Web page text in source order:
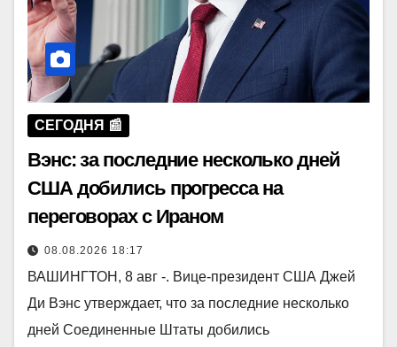
СЕГОДНЯ 📰
Вэнс: за последние несколько дней
США добились прогресса на
переговорах с Ираном
08.08.2026 18:17
ВАШИНГТОН, 8 авг -. Вице-президент США Джей
Ди Вэнс утверждает, что за последние несколько
дней Соединенные Штаты добились